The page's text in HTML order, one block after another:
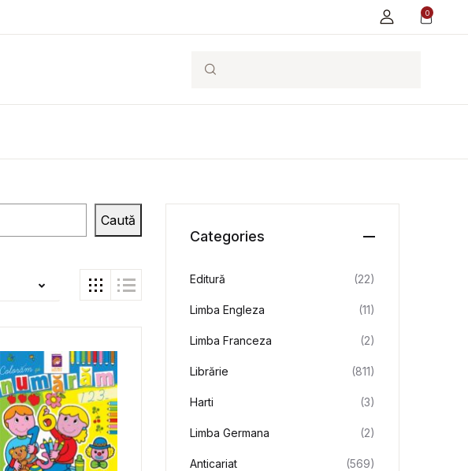
0
Search
Caută
Categories
Editură (22)
Limba Engleza (11)
Limba Franceza (2)
Librărie (811)
Harti (3)
Limba Germana (2)
Anticariat (569)